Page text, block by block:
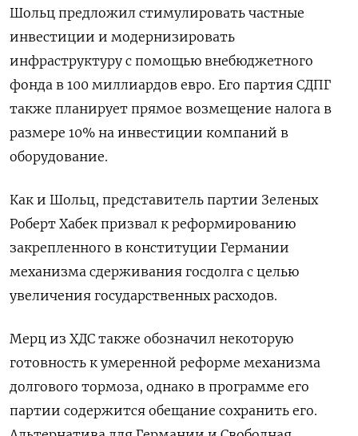
Шольц предложил стимулировать частные
инвестиции и модернизировать
инфраструктуру с помощью внебюджетного
фонда в 100 миллиардов евро. Его партия СДПГ
также планирует прямое возмещение налога в
размере 10% на инвестиции компаний в
оборудование.
Как и Шольц, представитель партии Зеленых
Роберт Хабек призвал к реформированию
закрепленного в конституции Германии
механизма сдерживания госдолга с целью
увеличения государственных расходов.
Мерц из ХДС также обозначил некоторую
готовность к умеренной реформе механизма
долгового тормоза, однако в программе его
партии содержится обещание сохранить его.